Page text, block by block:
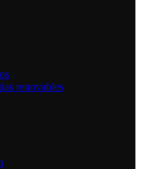
renovables